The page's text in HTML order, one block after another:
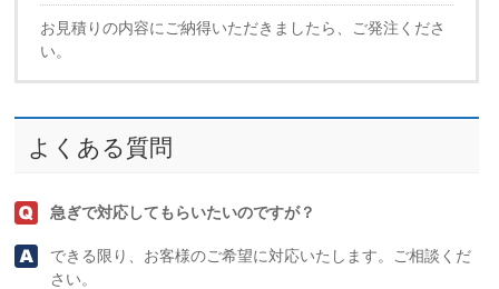
お見積りの内容にご納得いただきましたら、ご発注くださ
い。
よくある質問
急ぎで対応してもらいたいのですが？
できる限り、お客様のご希望に対応いたします。ご相談くだ
さい。